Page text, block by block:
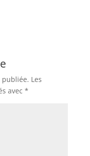
publiée. Les
avec *